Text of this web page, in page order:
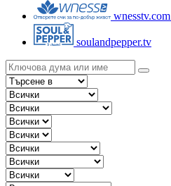
wnesstv.com
soulandpepper.tv